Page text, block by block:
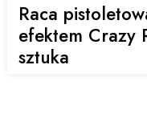
Raca
efektem Crazy
sztuka